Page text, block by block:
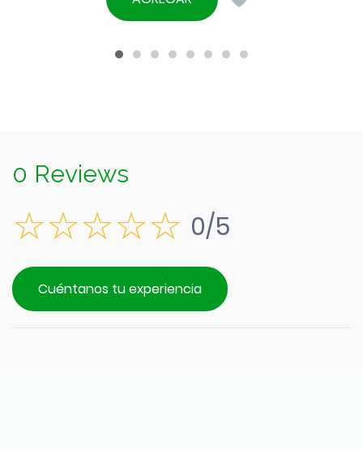
actual
$1.390.
0 Reviews
0/5
Cuéntanos tu experiencia